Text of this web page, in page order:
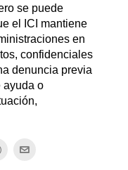
se puede
el ICI mantiene
en
confidenciales
denuncia previa
ayuda o